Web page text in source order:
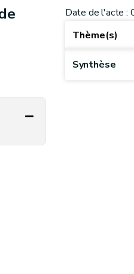
Date de l'acte
Thème(s)
Synthèse